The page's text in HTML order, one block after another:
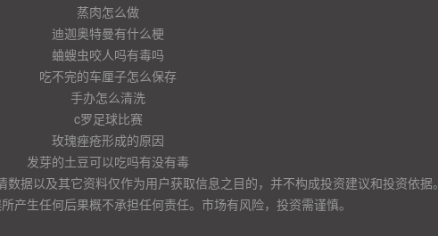
蒸肉怎么做
迪迦奥特曼有什么梗
蛐螋虫咬人吗有毒吗
吃不完的车厘子怎么保存
手办怎么清洗
c罗足球比赛
玫瑰痤疮形成的原因
发芽的土豆可以吃吗有没有毒
据以及其它资料仅作为用户获取信息之目的，并不构成投资建议和投资依据。
产生任何后果概不承担任何责任。市场有风险，投资需谨慎。